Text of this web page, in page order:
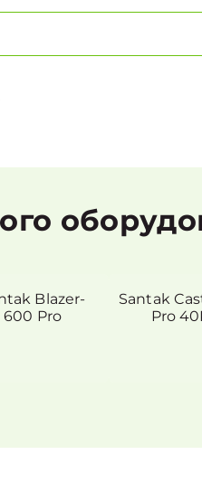
Blazer-
600 Pro
Santak
Pro